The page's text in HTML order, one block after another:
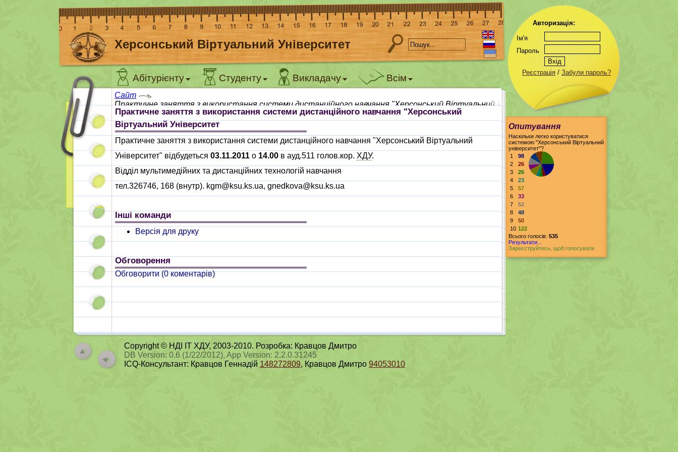
Херсонський Віртуальний Університет
Абітурієнту Студенту Викладачу Всім
Сайт
Практичне заняття з використання системи дистанційного навчання "Херсонський Віртуальний Університет
Практичне заняття з використання системи дистанційного навчання "Херсонський
Віртуальний Університет
Практичне заняття з використання системи дистанційного навчання "Херсонський Віртуальний
Університет" відбудеться 03.11.2011 о 14.00 в ауд.511 голов.кор. ХДУ.
Відділ мультимедійних та дистанційних технологій навчання
тел.326746, 168 (внутр). kgm@ksu.ks.ua, gnedkova@ksu.ks.ua
Інші команди
Версія для друку
Обговорення
Обговорити (0коментарів)
Copyright © НДІ ІТ ХДУ, 2003-2010. Розробка: Кравцов Дмитро
DB Version: 0.6 (1/22/2012), App Version: 2.2.0.31245
ICQ-Консультант: Кравцов Геннадій 148272809, Кравцов Дмитро 94053010
Авторизація:
Ім'я
Пароль
Реєстрація / Забули пароль?
Опитування
Наскільки легко користуватися
системою "Херсонський Віртуальний
університет"?
1
98
2
26
3
26
4
23
5
57
6
33
7
52
8
48
9
50
10 122
Всього голосів: 535
Результати...
Зареєструйтесь, щоб голосувати